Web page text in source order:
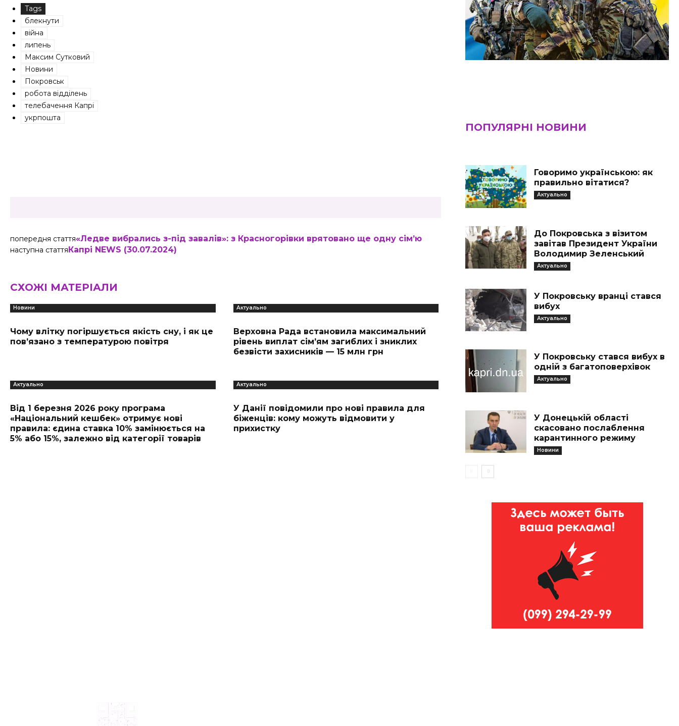
Tags
блекнути
війна
липень
Максим Сутковий
Новини
Покровськ
робота відділень
телебачення Капрі
укрпошта
попередня стаття«Ледве вибрались з-під завалів»: з Красногорівки врятовано ще одну сім’ю
наступна статтяКапрі NEWS (30.07.2024)
СХОЖІ МАТЕРІАЛИ
Новини
Чому влітку погіршується якість сну, і як це
пов’язано з температурою повітря
Актуально
Верховна Рада встановила максимальний
рівень виплат сім’ям загиблих і зниклих
безвісти захисників — 15 млн грн
Актуально
Від 1 березня 2026 року програма
«Національний кешбек» отримує нові
правила: єдина ставка 10% замінюється на
5% або 15%, залежно від категорії товарів
Актуально
У Данії повідомили про нові правила для
біженців: кому можуть відмовити у
прихистку
ПОПУЛЯРНІ НОВИНИ
Говоримо українською: як
правильно вітатися?
Актуально
До Покровська з візитом
завітав Президент України
Володимир Зеленський
Актуально
У Покровську вранці стався
вибух
Актуально
У Покровську стався вибух в
одній з багатоповерхівок
Актуально
У Донецькій області
скасовано послаблення
карантинного режиму
Новини